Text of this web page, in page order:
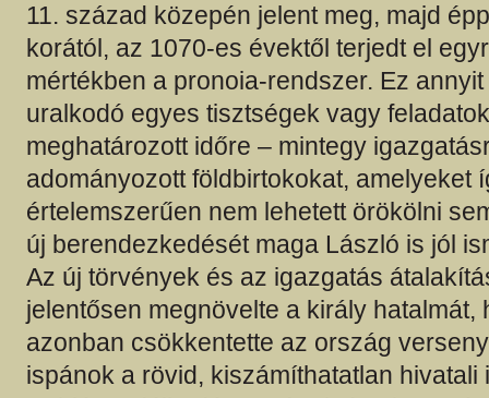
11. század közepén jelent meg, majd
korától, az 1070-es évektől terjedt el
mértékben a pronoia-rendszer. Ez
uralkodó egyes tisztségek vagy
meghatározott időre – mintegy
adományozott földbirtokokat, amelyeket
értelemszerűen nem lehetett örökölni
új berendezkedését maga László is jól
Az új törvények és az igazgatás
jelentősen megnövelte a király hatalmát,
azonban csökkentette az ország
ispánok a rövid, kiszámíthatatlan hivatali